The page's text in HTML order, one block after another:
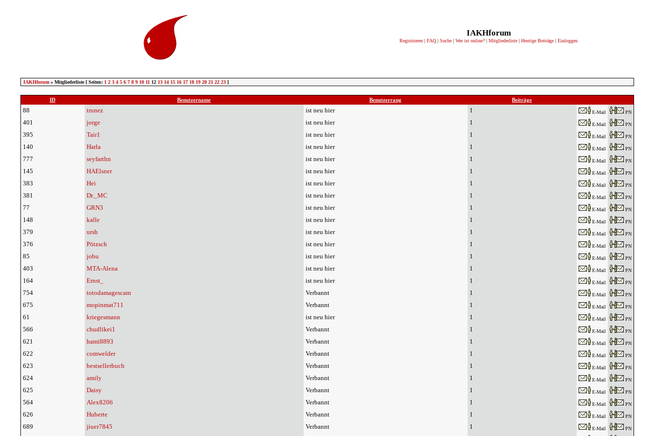
IAKHforum
Registrieren | FAQ | Suche | Wer ist online? | Mitgliederliste | Heutige Beiträge | Einloggen
IAKHforum» Mitgliederliste [ Seiten: 1 2 3 4 5 6 7 8 9 10 11 12 13 14 15 16 17 18 19 20 21 22 23]
ID Benutzername Benutzerrang Beiträge
88 trunez ist neu hier 1 E-Mail PN
401 jorge ist neu hier 1 E-Mail PN
395 Tair1 ist neu hier 1 E-Mail PN
140 Harla ist neu hier 1 E-Mail PN
777 seyfarthn ist neu hier 1 E-Mail PN
145 HAElsner ist neu hier 1 E-Mail PN
383 Hei ist neu hier 1 E-Mail PN
381 Dr._MC ist neu hier 1 E-Mail PN
77 GRN3 ist neu hier 1 E-Mail PN
148 kalle ist neu hier 1 E-Mail PN
379 ursh ist neu hier 1 E-Mail PN
376 Pötzsch ist neu hier 1 E-Mail PN
85 jobu ist neu hier 1 E-Mail PN
403 MTA-Alena ist neu hier 1 E-Mail PN
164 Ernst_ ist neu hier 1 E-Mail PN
754 totodamagescam Verbannt 1 E-Mail PN
675 mopinmat711 Verbannt 1 E-Mail PN
61 kriegesmann ist neu hier 1 E-Mail PN
566 chudlikei1 Verbannt 1 E-Mail PN
621 hami8893 Verbannt 1 E-Mail PN
622 comwelder Verbannt 1 E-Mail PN
623 bestsellerbuch Verbannt 1 E-Mail PN
624 amily Verbannt 1 E-Mail PN
625 Daisy Verbannt 1 E-Mail PN
564 Alex8206 Verbannt 1 E-Mail PN
626 Huberte Verbannt 1 E-Mail PN
689 jiuer7845 Verbannt 1 E-Mail PN